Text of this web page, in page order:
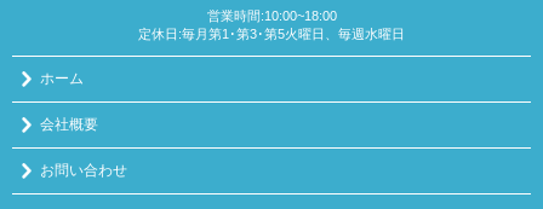
営業時間:10:00~18:00
定休日:毎月第1･第3･第5火曜日、毎週水曜日
ホーム
会社概要
お問い合わせ